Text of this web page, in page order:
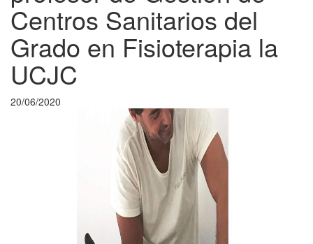
Centros Sanitarios del
Grado en Fisioterapia la
UCJC
20/06/2020